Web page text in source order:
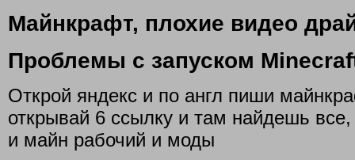
Майнкрафт, плохие видео
Проблемы с запуском
Открой яндекс и по англ пиши
открывай 6 ссылку и там найдешь
и майн рабочий и моды